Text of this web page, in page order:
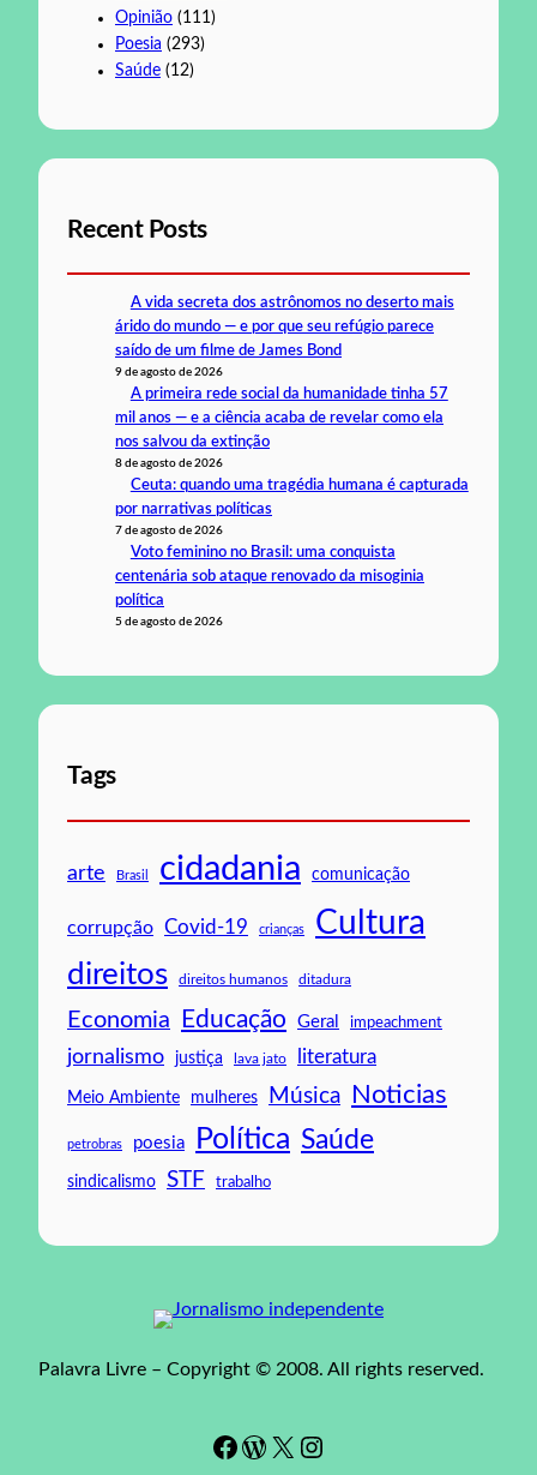
Opinião (111)
Poesia (293)
Saúde (12)
Recent Posts
A vida secreta dos astrônomos no deserto mais
árido do mundo — e por que seu refúgio parece
saído de um filme de James Bond
9 de agosto de 2026
A primeira rede social da humanidade tinha 57
mil anos — e a ciência acaba de revelar como ela
nos salvou da extinção
8 de agosto de 2026
Ceuta: quando uma tragédia humana é capturada
por narrativas políticas
7 de agosto de 2026
Voto feminino no Brasil: uma conquista
centenária sob ataque renovado da misoginia
política
5 de agosto de 2026
Tags
arte Brasil cidadania comunicação
corrupção Covid-19 crianças Cultura
direitos direitos humanos ditadura
Economia Educação Geral impeachment
jornalismo justiça lava jato literatura
Meio Ambiente mulheres Música Noticias
petrobras poesia Política Saúde
sindicalismo STF trabalho
Palavra Livre – Copyright © 2008. All rights reserved.
Facebook WordPress # Instagram